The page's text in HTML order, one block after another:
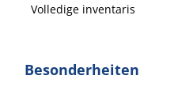
Volledige inventaris
Besonderheiten